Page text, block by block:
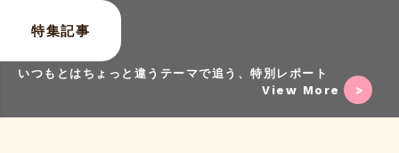
特集記事
いつもとはちょっと違うテーマで追う、特別レポート
View More